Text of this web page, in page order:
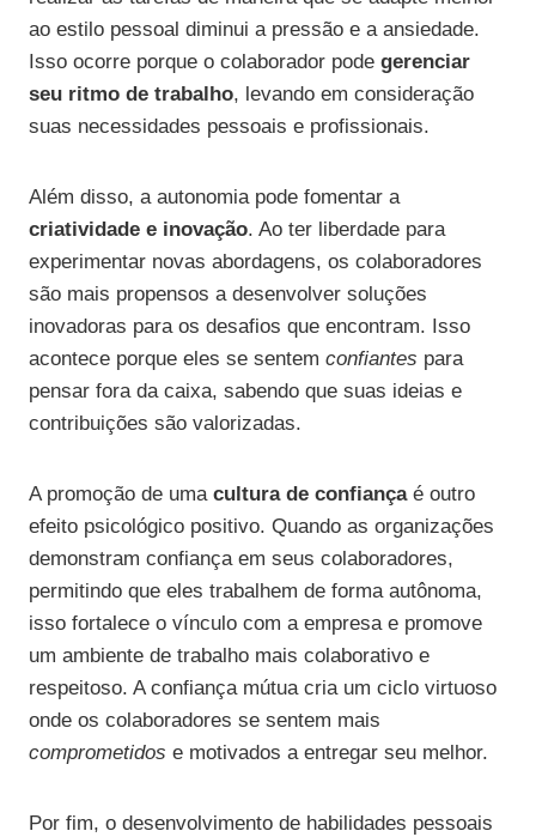
ao estilo pessoal diminui a pressão e a ansiedade.
Isso ocorre porque o colaborador pode gerenciar
seu ritmo de trabalho, levando em consideração
suas necessidades pessoais e profissionais.
Além disso, a autonomia pode fomentar a
criatividade e inovação. Ao ter liberdade para
experimentar novas abordagens, os colaboradores
são mais propensos a desenvolver soluções
inovadoras para os desafios que encontram. Isso
acontece porque eles se sentem confiantes para
pensar fora da caixa, sabendo que suas ideias e
contribuições são valorizadas.
A promoção de uma cultura de confiançaé outro
efeito psicológico positivo. Quando as organizações
demonstram confiança em seus colaboradores,
permitindo que eles trabalhem de forma autônoma,
isso fortalece o vínculo com a empresa e promove
um ambiente de trabalho mais colaborativo e
respeitoso. A confiança mútua cria um ciclo virtuoso
onde os colaboradores se sentem mais
comprometidos e motivados a entregar seu melhor.
Por fim, o desenvolvimento de habilidades pessoais